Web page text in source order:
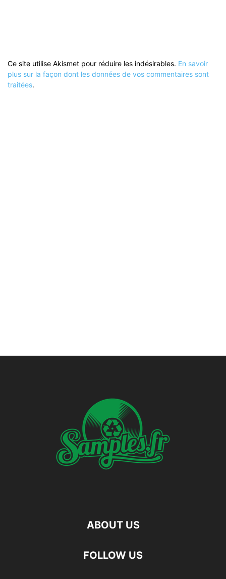
Ce site utilise Akismet pour réduire les indésirables. En savoir
plus sur la façon dont les données de vos commentaires sont
traitées.
ABOUT US
FOLLOW US